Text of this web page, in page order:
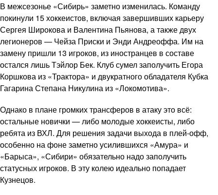
В межсезонье «Сибирь» заметно изменилась. Команду
покинули 15 хоккеистов, включая завершивших карьеру
Сергея Широкова и Валентина Пьянова, а также двух
легионеров — Чейза Приски и Энди Андреоффа. Им на
замену пришли 13 игроков, из иностранцев в составе
остался лишь Тэйлор Бек. Клуб сумел заполучить Егора
Коршкова из «Трактора» и двукратного обладателя Кубка
Гагарина Степана Никулина из «Локомотива».
Однако в плане громких трансферов в атаку это всё:
остальные новички — либо молодые хоккеисты, либо
ребята из ВХЛ. Для решения задачи выхода в плей-офф,
особенно на фоне заметно усилившихся «Амура» и
«Барыса», «Сибири» обязательно надо заполучить
статусных игроков. В эту колею идеально попадает
Кузнецов.